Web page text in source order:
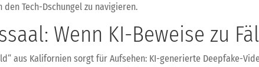
Tech-Dschungel zu navigieren.
Wenn KI-Beweise zu
aus Kalifornien sorgt für Aufsehen: KI-generierte Deepfake-